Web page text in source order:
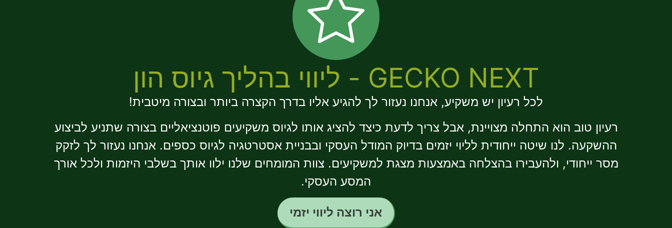
GECKO NEXT - ליווי בהליך גיוס הון
לכל רעיון יש משקיע, אנחנו נעזור לך להגיע אליו בדרך הקצרה ביותר ובצורה מיטבית!
רעיון טוב הוא התחלה מצויינת, אבל צריך לדעת כיצד להציג אותו לגיוס משקיעים פוטנציאליים בצורה שתניע לביצוע
ההשקעה. לנו שיטה ייחודית לליוי יזמים בדיוק המודל העסקי ובבניית אסטרטגיה לגיוס כספים. אנחנו נעזור לך לזקק
מסר ייחודי, ולהעבירו בהצלחה באמצעות מצגת למשקיעים. צוות המומחים שלנו ילוו אותך בשלבי היזמות ולכל אורך
המסע העסקי.
אני רוצה ליווי יזמי